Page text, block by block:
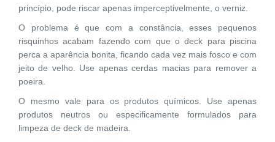
princípio, pode riscar apenas imperceptivelmente, o verniz.
O problema é que com a constância, esses pequenos
risquinhos acabam fazendo com que o deck para piscina
perca a aparência bonita, ficando cada vez mais fosco e com
jeito de velho. Use apenas cerdas macias para remover a
poeira.
O mesmo vale para os produtos químicos. Use apenas
produtos neutros ou especificamente formulados para
limpeza de deck de madeira.